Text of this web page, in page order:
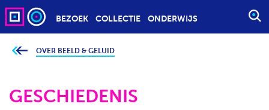
BEZOEK COLLECTIE ONDERWIJS
S
T
J
i
n
OVER BEELD & GELUID
GESCHIEDENIS